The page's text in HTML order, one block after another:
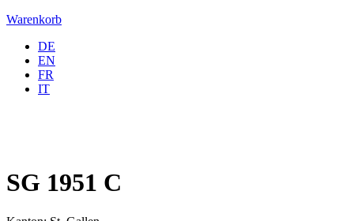
Warenkorb
DE
EN
FR
IT
SG 1951 C